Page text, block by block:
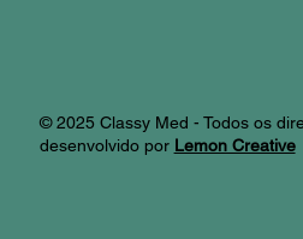
© 2025 Classy Med - Todos os
desenvolvido por Lemon Creative